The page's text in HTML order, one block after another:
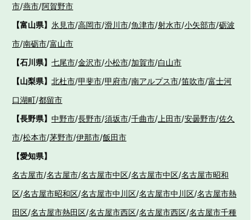
市/燕市/阿賀野市
【富山県】 氷見市/高岡市/滑川市/魚津市/射水市/小矢部市/砺波
市/南砺市/富山市
【石川県】 七尾市/金沢市/小松市/加賀市/白山市
【山梨県】 北杜市/甲斐市/甲府市/南アルプス市/笛吹市/富士河
口湖町/都留市
【長野県】 中野市/長野市/須坂市/千曲市/ 上田市/安曇野市/佐久
市/松本市/茅野市/伊那市/飯田市
【愛知県】
名古屋市/名古屋市/名古屋市中区/名古屋市中区/名古屋市昭和
区/名古屋市昭和区/名古屋市中川区/名古屋市中川区/名古屋市熱
田区/名古屋市熱田区/名古屋市西区/名古屋市西区/名古屋市千種